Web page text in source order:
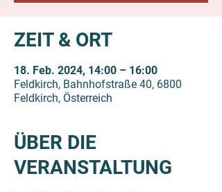
ZEIT & ORT
18. Feb. 2024, 14:00 – 16:00
Feldkirch, Bahnhofstraße 40, 6800
Feldkirch, Österreich
ÜBER DIE
VERANSTALTUNG